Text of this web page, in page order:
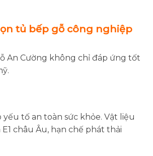
tủ bếp gỗ công nghiệp
An Cường không chỉ đáp ứng tốt
yếu tố an toàn sức khỏe. Vật liệu
châu Âu, hạn chế phát thải